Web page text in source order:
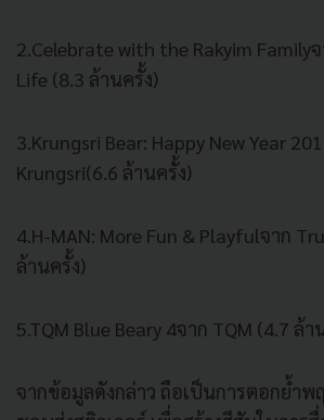
2.Celebrate with the Rakyim Family
Life (8.3 ล้านครั้ง)
3.Krungsri Bear: Happy New Year
Krungsri(6.6 ล้านครั้ง)
4.H-MAN: More Fun & Playfulจาก
ล้านครั้ง)
5.TQM Blue Beary 4จาก TQM (4.7 ล้า
จากข้อมูลดังกล่าว ถือเป็นการตอกย้ำพ